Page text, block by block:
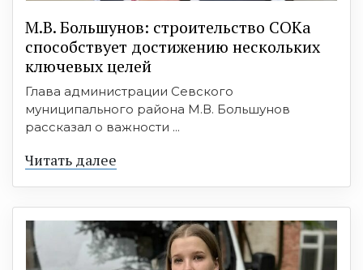
М.В. Большунов: строительство СОКа
способствует достижению нескольких
ключевых целей
Глава администрации Севского
муниципального района М.В. Большунов
рассказал о важности ...
Читать далее